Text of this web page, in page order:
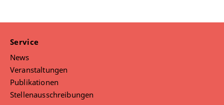
Service
News
Veranstaltungen
Publikationen
Stellenausschreibungen